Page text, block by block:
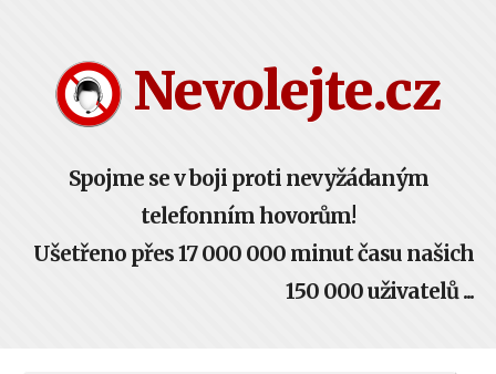
Nevolejte.cz
Spojme se v boji proti nevyžádaným
telefonním hovorům!
Ušetřeno přes 17 000 000 minut času našich
150 000 uživatelů ...